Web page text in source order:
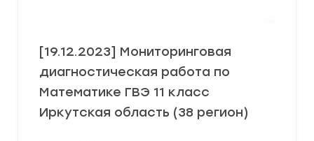
[19.12.2023] Мониторинговая
диагностическая работа по
Математике ГВЭ 11 класс
Иркутская область (38 регион)